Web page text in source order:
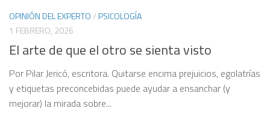
OPINIÓN DEL EXPERTO/PSICOLOGÍA
1 FEBRERO, 2026
El arte de que el otro se sienta visto
Por Pilar Jericó, escritora. Quitarse encima prejuicios, egolatrías
y etiquetas preconcebidas puede ayudar a ensanchar (y
mejorar) la mirada sobre...